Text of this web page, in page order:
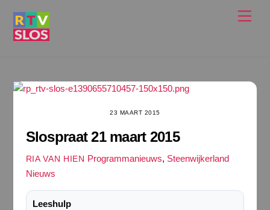
23 MAART 2015
Slospraat 21 maart 2015
RIA VAN HIEN Programmanieuws, Steenwijkerland
Nieuws
Leeshulp